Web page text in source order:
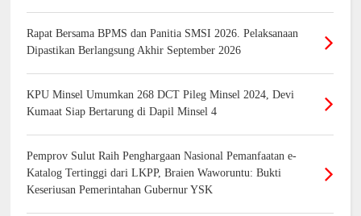
Rapat Bersama BPMS dan Panitia SMSI 2026. Pelaksanaan
Dipastikan Berlangsung Akhir September 2026
KPU Minsel Umumkan 268 DCT Pileg Minsel 2024, Devi
Kumaat Siap Bertarung di Dapil Minsel 4
Pemprov Sulut Raih Penghargaan Nasional Pemanfaatan e-
Katalog Tertinggi dari LKPP, Braien Waworuntu: Bukti
Keseriusan Pemerintahan Gubernur YSK